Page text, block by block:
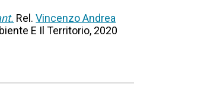
Rel.Vincenzo Andrea
E Il Territorio, 2020